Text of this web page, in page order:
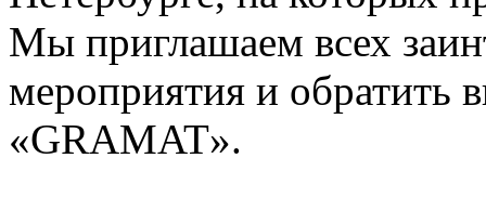
Мы приглашаем всех
мероприятия и обратить
«GRAMAT».